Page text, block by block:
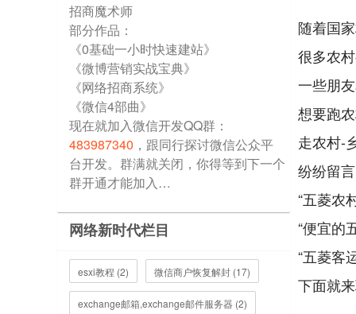
招商魔术师
部分作品：
《0基础一小时快速建站》
《微博营销实战宝典》
《网络招商系统》
《微信4部曲》
现在就加入微信开发QQ群：
483987340 ，跟同行探讨微信公众平
台开发。群满就关闭，你得等到下一个
群开通才能加入…
网络新时代栏目
esxi教程 (2) 微信商户恢复解封 (17)
exchange邮箱,exchange邮件服务器 (2)
随着国
很多农
一些朋
想要跑
走农村-
纷纷留
“五菱农
“便宜的
“五菱客
下面就